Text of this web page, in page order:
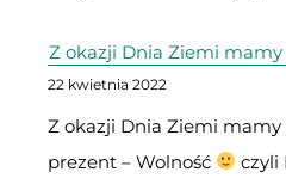
Z okazji Dnia Ziemi mamy
22 kwietnia 2022
Z okazji Dnia Ziemi
prezent – Wolność
czyli